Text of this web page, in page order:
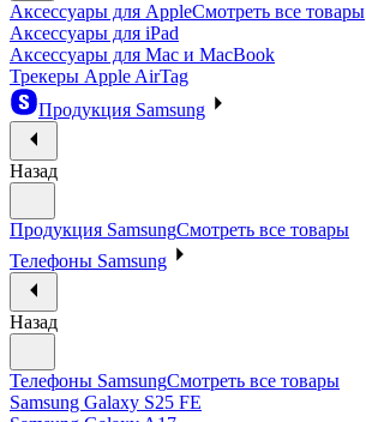
Аксессуары для AppleСмотреть все товары
Аксессуары для iPad
Аксессуары для Mac и MacBook
Трекеры Apple AirTag
Продукция Samsung
Назад
Продукция SamsungСмотреть все товары
Телефоны Samsung
Назад
Телефоны SamsungСмотреть все товары
Samsung Galaxy S25 FE